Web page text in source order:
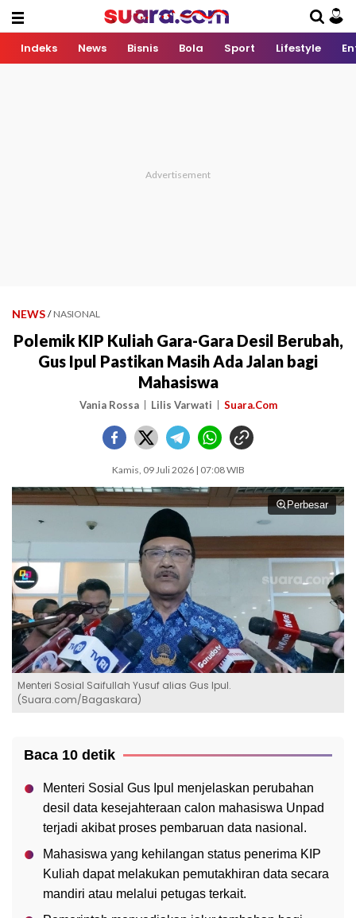
Indeks News Bisnis Bola Sport Lifestyle
NEWS / NASIONAL
Polemik KIP Kuliah Gara-Gara Desil Berubah,
Gus Ipul Pastikan Masih Ada Jalan bagi
Mahasiswa
Vania Rossa Lilis Varwati Suara.Com
Kamis, 09 Juli 2026 | 07:08 WIB
Perbesar
Menteri Sosial Saifullah Yusuf alias Gus Ipul.
(Suara.com/Bagaskara)
Baca 10 detik
Menteri Sosial Gus Ipul menjelaskan perubahan
desil data kesejahteraan calon mahasiswa Unpad
terjadi akibat proses pembaruan data nasional.
Mahasiswa yang kehilangan status penerima KIP
Kuliah dapat melakukan pemutakhiran data secara
mandiri atau melalui petugas terkait.